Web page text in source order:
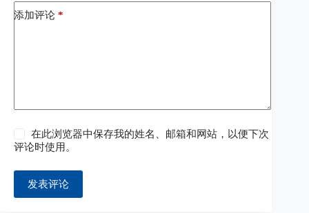
添加评论 *
在此浏览器中保存我的姓名、邮箱和网站，以便下次
评论时使用。
发表评论